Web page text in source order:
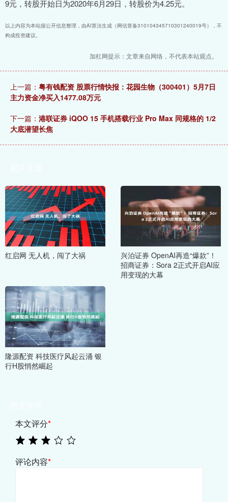
9元，转股开始日为2020年6月29日，转股价为4.25元。
以上内容为本站据公开信息整理，由AI算法生成（网信算备310104345710301240019号），不
构成投资建议。
加杠网提示：文章来自网络，不代表本站观点。
上一篇： 粤有钱配资 股票行情快报：花园生物（300401）5月7日
主力资金净买入1477.08万元
下一篇： 港联证券 iQOO 15 手机搭载行业 Pro Max 同规格的 1/2
大底潜望长焦
红启网 无人机，闯了大祸
兴泊证券 OpenAI再造“爆款”！
招商证券：Sora 2正式开启AI应
用变现的大幕
隆源配资 科技医疗风起云涌 银
行H股悄然崛起
本文评分*
评论内容*